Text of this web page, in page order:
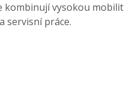
vysokou
servisní práce.